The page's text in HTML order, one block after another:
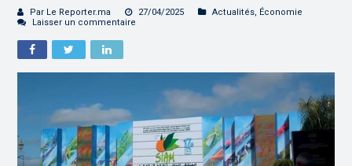
Par Le Reporter.ma 27/04/2025 Actualités, Économie
Laisser un commentaire